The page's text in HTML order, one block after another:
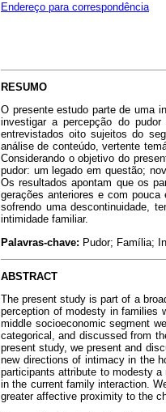
Endereço para correspondência
RESUMO
O presente estudo parte de uma
investigar a percepção do
entrevistados oito sujeitos do
análise de conteúdo, vertente
Considerando o objetivo do
pudor: um legado em questão;
Os resultados apontam que os
gerações anteriores e com
sofrendo uma descontinuidade,
intimidade familiar.
Palavras-chave: Pudor; Família;
ABSTRACT
The present study is part of a
perception of modesty in families
middle socioeconomic segment
categorical, and discussed from
present study, we present and
new directions of intimacy in the
participants attribute to modesty
in the current family interaction.
greater affective proximity to the